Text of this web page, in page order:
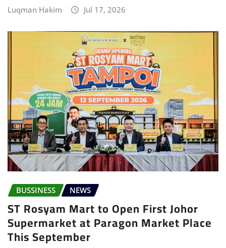
Luqman Hakim Jul 17, 2026
BUSSINESS NEWS
ST Rosyam Mart to Open First Johor
Supermarket at Paragon Market Place
This September